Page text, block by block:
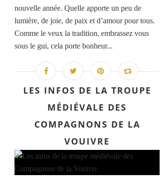
nouvelle année. Quelle apporte un peu de
lumière, de joie, de paix et d’amour pour tous.
Comme le veux la tradition, embrassez vous
sous le gui, cela porte bonheur...
LES INFOS DE LA TROUPE
MÉDIÉVALE DES
COMPAGNONS DE LA
VOUIVRE